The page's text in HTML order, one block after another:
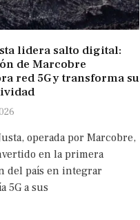
lidera salto digital:
de Marcobre
red 5G y transforma su
operada por Marcobre,
en la primera
del país en integrar
5G a sus